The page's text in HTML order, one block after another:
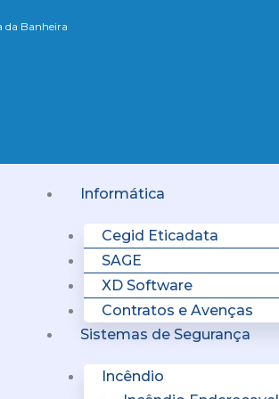
da Banheira
Informática
Cegid Eticadata
SAGE
XD Software
Contratos e Avenças
Sistemas de Segurança
Incêndio
Menu